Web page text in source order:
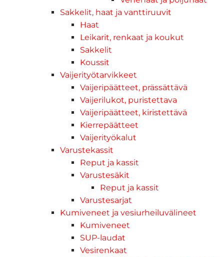
Sakkelit, haat ja vanttiruuvit
Haat
Leikarit, renkaat ja koukut
Sakkelit
Koussit
Vaijerityötarvikkeet
Vaijeripäätteet, prässättävä
Vaijerilukot, puristettava
Vaijeripäätteet, kiristettävä
Kierrepäätteet
Vaijerityökalut
Varustekassit
Reput ja kassit
Varustesäkit
Reput ja kassit
Varustesarjat
Kumiveneet ja vesiurheiluvälineet
Kumiveneet
SUP-laudat
Vesirenkaat